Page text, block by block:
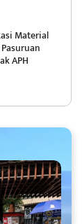
Material
APH